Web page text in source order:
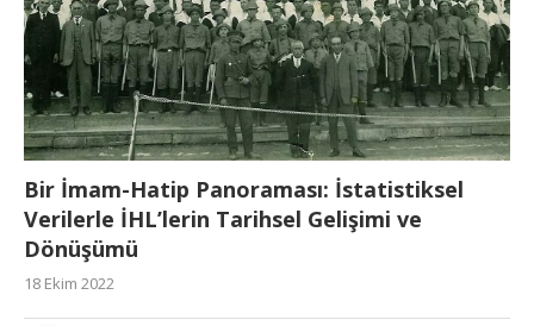
Bir İmam-Hatip Panoraması: İstatistiksel
Verilerle İHL’lerin Tarihsel Gelişimi ve
Dönüşümü
18 Ekim 2022